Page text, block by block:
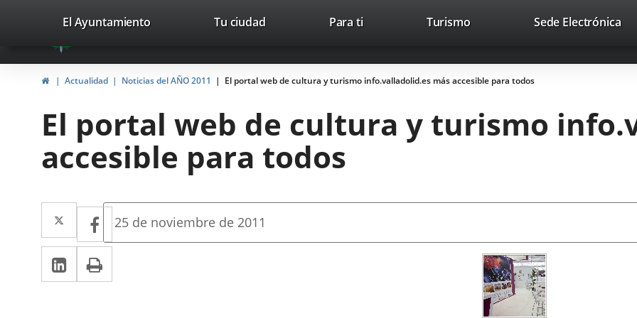
Portal
Web
del
Valladolid
avaTop Trabaja con nosotros Contacto
valladolid.es
El Ayuntamiento Tu ciudad Para ti TurismoEste
abrirá
en
ventana
nueva.
Sede Electrónica
InicioActualidad Noticias del AÑO 2011 El portal web de cultura y turismo info.valladolid.es más accesible para todos
El portal web de cultura y turismo
accesible para todos
Twitter
Enlace
a
una
aplicación
Facebook
Enlace
a
una
LinkedIn
Enlace
a
Fecha
la
25 de noviembre de 2011